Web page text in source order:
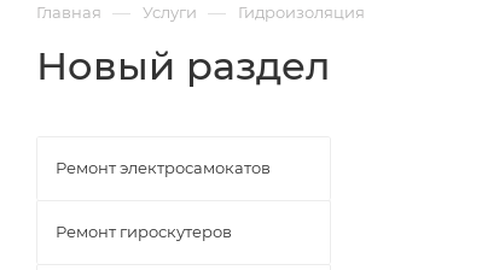
Главная — Услуги — Гидроизоляция
Новый раздел
Ремонт электросамокатов
Ремонт гироскутеров